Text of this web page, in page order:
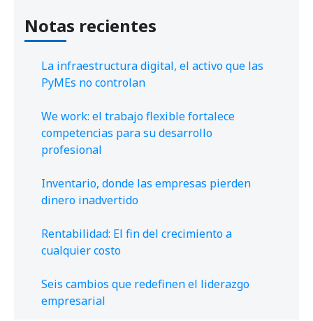
Notas recientes
La infraestructura digital, el activo que las
PyMEs no controlan
We work: el trabajo flexible fortalece
competencias para su desarrollo
profesional
Inventario, donde las empresas pierden
dinero inadvertido
Rentabilidad: El fin del crecimiento a
cualquier costo
Seis cambios que redefinen el liderazgo
empresarial